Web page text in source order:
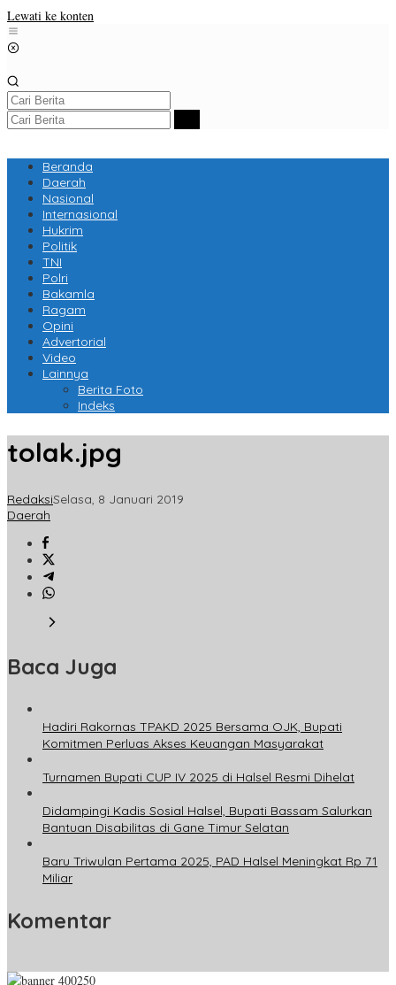
Lewati ke konten
Beranda
Daerah
Nasional
Internasional
Hukrim
Politik
TNI
Polri
Bakamla
Ragam
Opini
Advertorial
Video
Lainnya
Berita Foto
Indeks
tolak.jpg
RedaksiSelasa, 8 Januari 2019
Daerah
Baca Juga
Hadiri Rakornas TPAKD 2025 Bersama OJK, Bupati
Komitmen Perluas Akses Keuangan Masyarakat
Turnamen Bupati CUP IV 2025 di Halsel Resmi Dihelat
Didampingi Kadis Sosial Halsel, Bupati Bassam Salurkan
Bantuan Disabilitas di Gane Timur Selatan
Baru Triwulan Pertama 2025, PAD Halsel Meningkat Rp 71
Miliar
Komentar